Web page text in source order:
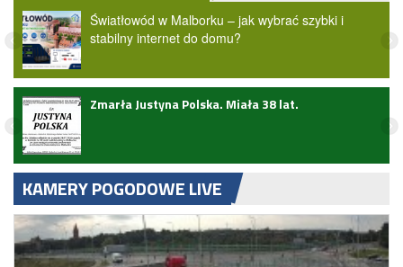
Światłowód w Malborku – jak wybrać szybki i
stabilny internet do domu?
Zmarła Justyna Polska. Miała 38 lat.
KAMERY POGODOWE LIVE